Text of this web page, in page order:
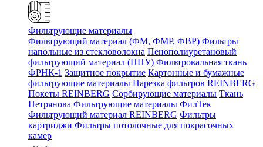
Фильтрующие материалы
Фильтрующий материал (ФМ, ФМР, ФВР) Фильтры
напольные из стекловолокна Пенополиуретановый
фильтрующий материал (ППУ) Фильтровальная ткань
ФРНК-1 Защитное покрытие Картонные и бумажные
фильтрующие материалы Нарезка фильтров REINBERG
Покеты REINBERG Сорбирующие материалы Ткань
Петрянова Фильтрующие материалы ФилТек
Фильтрующий материал REINBERG Фильтры
картриджи Фильтры потолочные для покрасочных
камер